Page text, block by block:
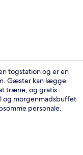
togstation og er en
Gæster kan lægge
træne, og gratis
og morgenmadsbuffet
personale.